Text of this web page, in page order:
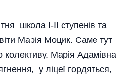
школа І-ІІ ступенів та
Марія Моцик. Саме тут
колективу. Марія Адамівна
у ліцеї гордяться,